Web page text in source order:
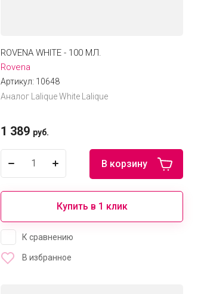
ROVENA WHITE - 100 МЛ.
Rovena
Артикул: 10648
Аналог Lalique White Lalique
1 389 руб.
В корзину
Купить в 1 клик
К сравнению
В избранное